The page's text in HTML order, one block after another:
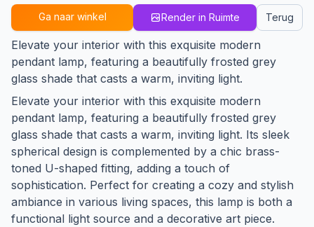
Ga naar winkel Render in Ruimte Terug
Elevate your interior with this exquisite modern
pendant lamp, featuring a beautifully frosted grey
glass shade that casts a warm, inviting light.
Elevate your interior with this exquisite modern
pendant lamp, featuring a beautifully frosted grey
glass shade that casts a warm, inviting light. Its sleek
spherical design is complemented by a chic brass-
toned U-shaped fitting, adding a touch of
sophistication. Perfect for creating a cozy and stylish
ambiance in various living spaces, this lamp is both a
functional light source and a decorative art piece.